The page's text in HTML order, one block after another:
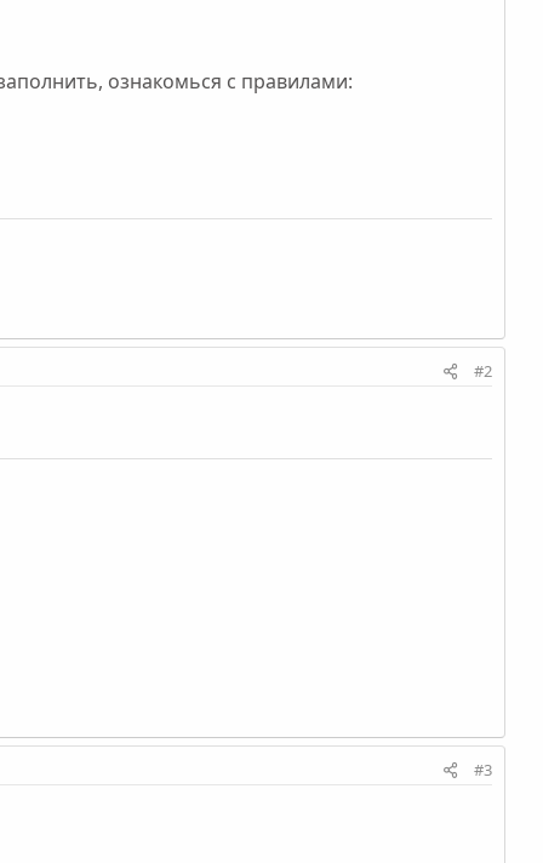
ознакомься с правилами:
#2
#3